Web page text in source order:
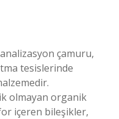
çamuru,
tesislerinde
olmayan organik
içeren bileşikler,